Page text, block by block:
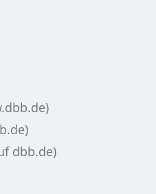
dbb.de)